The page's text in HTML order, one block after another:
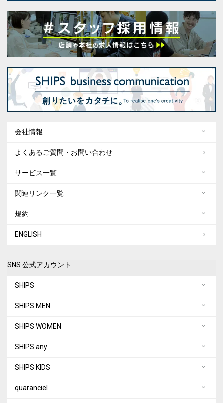
会社情報
よくあるご質問・お問い合わせ
サービス一覧
関連リンク一覧
規約
ENGLISH
SNS 公式アカウント
SHIPS
SHIPS MEN
SHIPS WOMEN
SHIPS any
SHIPS KIDS
quaranciel